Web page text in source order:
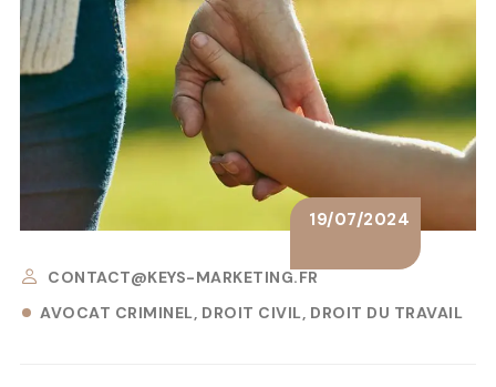
CONTACT@KEYS-MARKETING.FR
AVOCAT CRIMINEL DROIT CIVIL DROIT DU TRAVAIL
19/07/2024